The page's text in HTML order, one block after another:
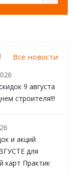
Все новости
9 августа
строителя!!!
и акций
для
карт Практик